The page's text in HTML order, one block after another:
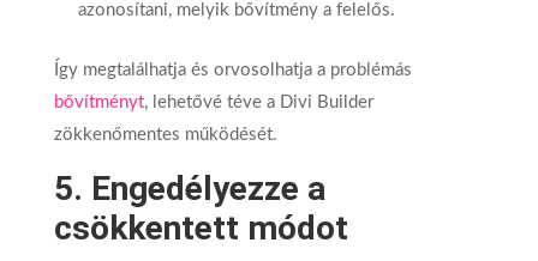
azonosítani, melyik bővítmény a felelős.
Így megtalálhatja és orvosolhatja a problémás
bővítményt, lehetővé téve a Divi Builder
zökkenőmentes működését.
5. Engedélyezze a
csökkentett módot